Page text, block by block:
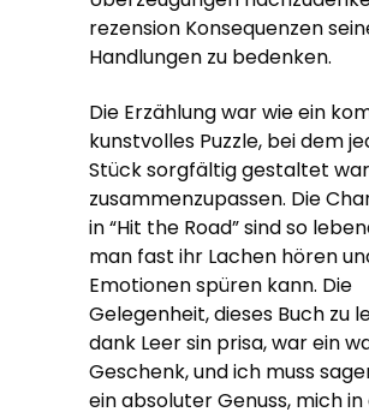
rezension Konsequenzen
Handlungen zu bedenken.
Die Erzählung war wie ein
kunstvolles Puzzle, bei dem
Stück sorgfältig gestaltet
zusammenzupassen. Die
in “Hit the Road” sind so
man fast ihr Lachen hören
Emotionen spüren kann. Die
Gelegenheit, dieses Buch zu
dank Leer sin prisa, war ein
Geschenk, und ich muss
ein absoluter Genuss, mich